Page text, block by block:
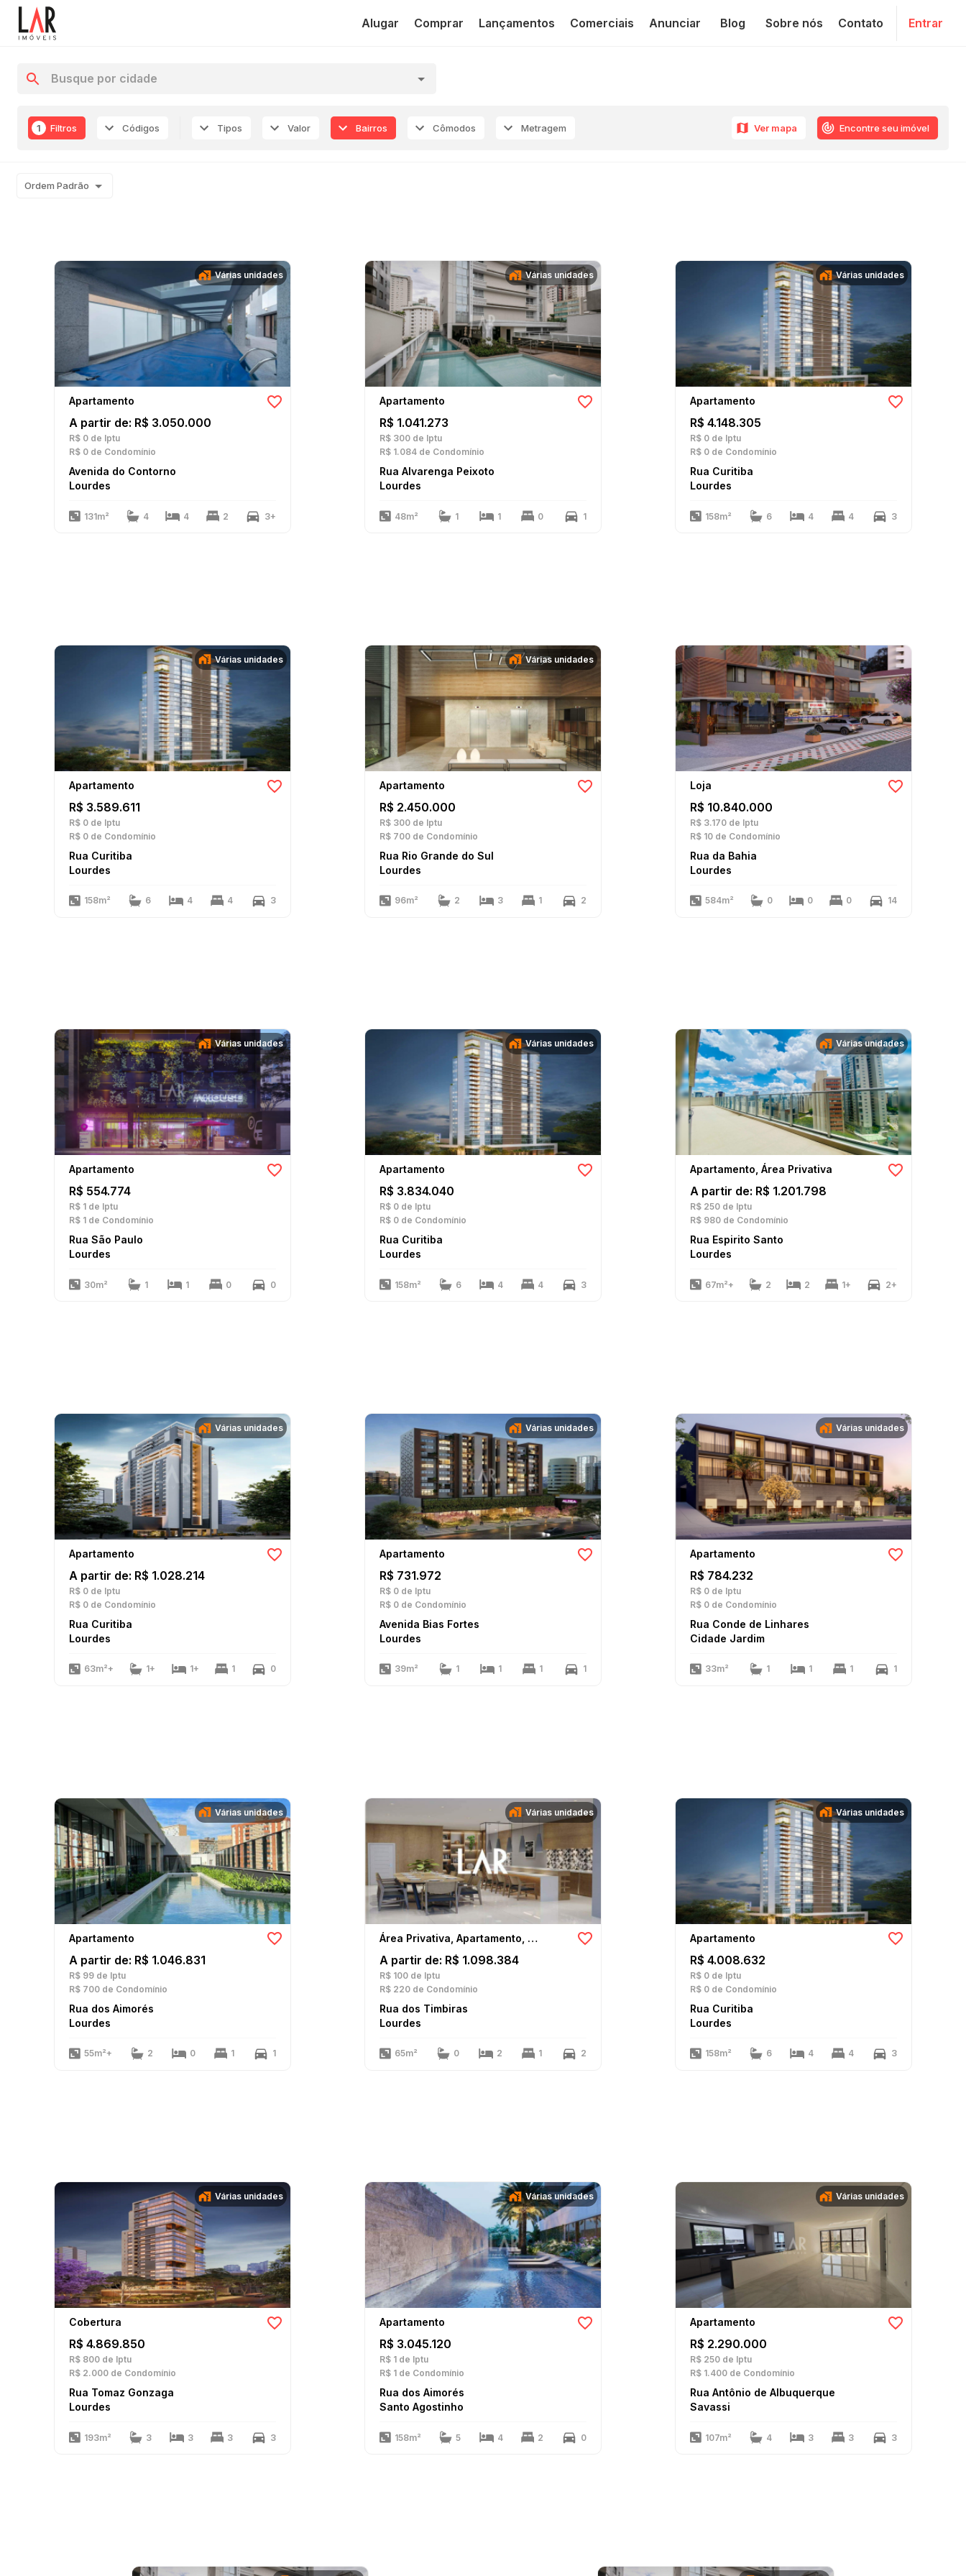
Alugar Comprar Lançamentos Comerciais Anunciar Blog Sobre nós Contato Entrar
1 Filtros Códigos Tipos Valor Bairros Cômodos Metragem Ver mapa Encontre seu imóvel
Ordem Padrão
Várias unidades
Apartamento
A partir de: R$ 3.050.000
R$ 0 de Iptu
R$ 0 de Condomínio
Avenida do Contorno
Lourdes
131m² 4 4 2 3+
Várias unidades
Apartamento
R$ 1.041.273
R$ 300 de Iptu
R$ 1.084 de Condomínio
Rua Alvarenga Peixoto
Lourdes
48m² 1 1 0 1
Várias unidades
Apartamento
R$ 4.148.305
R$ 0 de Iptu
R$ 0 de Condomínio
Rua Curitiba
Lourdes
158m² 6 4 4 3
Várias unidades
Apartamento
R$ 3.589.611
R$ 0 de Iptu
R$ 0 de Condomínio
Rua Curitiba
Lourdes
158m² 6 4 4 3
Várias unidades
Apartamento
R$ 2.450.000
R$ 300 de Iptu
R$ 700 de Condomínio
Rua Rio Grande do Sul
Lourdes
96m² 2 3 1 2
Loja
R$ 10.840.000
R$ 3.170 de Iptu
R$ 10 de Condomínio
Rua da Bahia
Lourdes
584m² 0 0 0 14
Várias unidades
Apartamento
R$ 554.774
R$ 1 de Iptu
R$ 1 de Condomínio
Rua São Paulo
Lourdes
30m² 1 1 0 0
Várias unidades
Apartamento
R$ 3.834.040
R$ 0 de Iptu
R$ 0 de Condomínio
Rua Curitiba
Lourdes
158m² 6 4 4 3
Várias unidades
Apartamento, Área Privativa
A partir de: R$ 1.201.798
R$ 250 de Iptu
R$ 980 de Condomínio
Rua Espirito Santo
Lourdes
67m²+ 2 2 1+ 2+
Várias unidades
Apartamento
A partir de: R$ 1.028.214
R$ 0 de Iptu
R$ 0 de Condomínio
Rua Curitiba
Lourdes
63m²+ 1+ 1+ 1 0
Várias unidades
Apartamento
R$ 731.972
R$ 0 de Iptu
R$ 0 de Condomínio
Avenida Bias Fortes
Lourdes
39m² 1 1 1 1
Várias unidades
Apartamento
R$ 784.232
R$ 0 de Iptu
R$ 0 de Condomínio
Rua Conde de Linhares
Cidade Jardim
33m² 1 1 1 1
Várias unidades
Apartamento
A partir de: R$ 1.046.831
R$ 99 de Iptu
R$ 700 de Condomínio
Rua dos Aimorés
Lourdes
55m²+ 2 0 1 1
Várias unidades
Área Privativa, Apartamento, Cobertura
A partir de: R$ 1.098.384
R$ 100 de Iptu
R$ 220 de Condomínio
Rua dos Timbiras
Lourdes
65m² 0 2 1 2
Várias unidades
Apartamento
R$ 4.008.632
R$ 0 de Iptu
R$ 0 de Condomínio
Rua Curitiba
Lourdes
158m² 6 4 4 3
Várias unidades
Cobertura
R$ 4.869.850
R$ 800 de Iptu
R$ 2.000 de Condomínio
Rua Tomaz Gonzaga
Lourdes
193m² 3 3 3 3
Várias unidades
Apartamento
R$ 3.045.120
R$ 1 de Iptu
R$ 1 de Condomínio
Rua dos Aimorés
Santo Agostinho
158m² 5 4 2 0
Várias unidades
Apartamento
R$ 2.290.000
R$ 250 de Iptu
R$ 1.400 de Condomínio
Rua Antônio de Albuquerque
Savassi
107m² 4 3 3 3